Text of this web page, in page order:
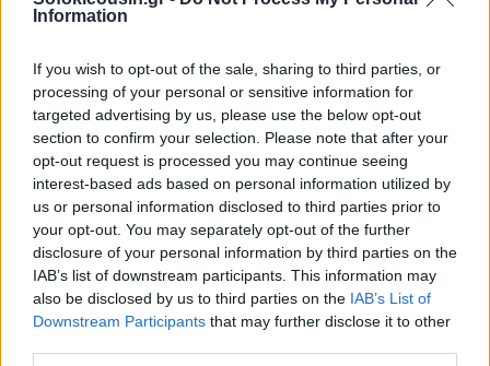
Information
If you wish to opt-out of the sale, sharing to third parties, or
processing of your personal or sensitive information for
targeted advertising by us, please use the below opt-out
section to confirm your selection. Please note that after your
opt-out request is processed you may continue seeing
interest-based ads based on personal information utilized by
us or personal information disclosed to third parties prior to
your opt-out. You may separately opt-out of the further
disclosure of your personal information by third parties on the
IAB’s list of downstream participants. This information may
also be disclosed by us to third parties on the IAB’s List of
Downstream Participants that may further disclose it to other
πάνω σε τρόπους να επεκτείνει τη μέθοδο σε
κλίμακα. Το μέλλον ίσως ανήκει σε τέτοιες
ευρηματικές λύσεις που κάνουν τα «άχρηστα» ξανά
χρήσιμα.
Μπορεί το μέλλον της καθαρής ενέργειας να
κρύβεται μέσα στο συρτάρι με τις παλιές μπαταρίες
και το ρολό με το αλουμινόχαρτο;
Image by freepik